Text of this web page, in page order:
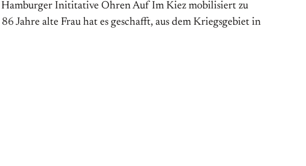
Inititative Ohren Auf Im Kiez mobilisiert zu
alte Frau hat es geschafft, aus dem Kriegsgebiet in